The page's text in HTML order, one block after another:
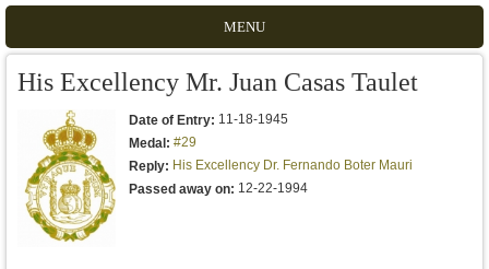
MENU
His Excellency Mr. Juan Casas Taulet
Date of Entry: 11-18-1945
Medal: #29
Reply: His Excellency Dr. Fernando Boter Mauri
Passed away on: 12-22-1994